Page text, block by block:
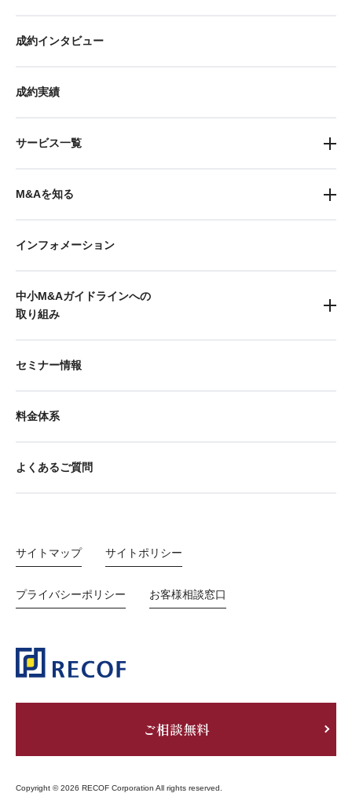
成約インタビュー
成約実績
サービス一覧
M&Aを知る
インフォメーション
中小M&Aガイドラインへの
取り組み
セミナー情報
料金体系
よくあるご質問
サイトマップ サイトポリシー
プライバシーポリシー お客様相談窓口
ご相談無料
Copyright © 2026 RECOF Corporation All rights reserved.